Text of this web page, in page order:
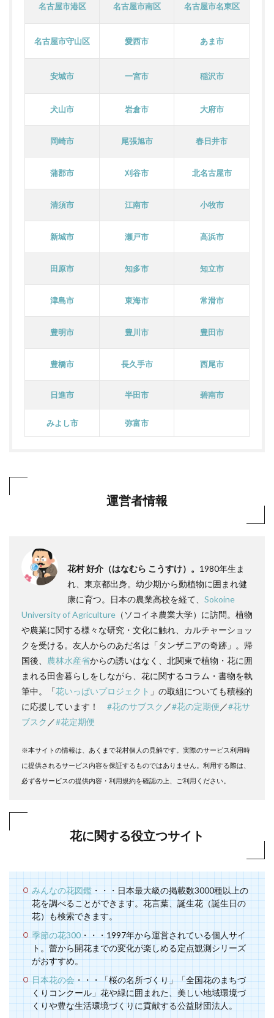
名古屋市港区 名古屋市南区 名古屋市名東区
名古屋市守山区 愛西市 あま市
安城市 一宮市 稲沢市
犬山市 岩倉市 大府市
岡崎市 尾張旭市 春日井市
蒲郡市 刈谷市 北名古屋市
清須市 江南市 小牧市
新城市 瀬戸市 高浜市
田原市 知多市 知立市
津島市 東海市 常滑市
豊明市 豊川市 豊田市
豊橋市 長久手市 西尾市
日進市 半田市 碧南市
みよし市 弥富市
運営者情報
花村 好介（はなむら こうすけ）。 1980年生ま
れ、東京都出身。幼少期から動植物に囲まれ健
康に育つ。日本の農業高校を経て、 Sokoine
University of Agriculture （ソコイネ農業大学）に訪問。植物
や農業に関する様々な研究・文化に触れ、カルチャーショッ
クを受ける。友人からのあだ名は「タンザニアの奇跡」。帰
国後、 農林水産省からの誘いはなく、北関東で植物・花に囲
まれる田舎暮らしをしながら、花に関するコラム・書物を執
筆中。「花いっぱいプロジェクト 」の取組についても積極的
に応援しています！ #花のサブスク ／#花の定期便 ／#花サ
ブスク ／#花定期便
※本サイトの情報は、あくまで花村個人の見解です。実際のサービス利用時
に提供されるサービス内容を保証するものではありません。利用する際は、
必ず各サービスの提供内容・利用規約を確認の上、ご利用ください。
花に関する役立つサイト
みんなの花図鑑 ・・・日本最大級の掲載数3000種以上の
花を調べることができます。花言葉、誕生花（誕生日の
花）も検索できます。
季節の花300・・・1997年から運営されている個人サイ
ト。蕾から開花までの変化が楽しめる定点観測シリーズ
がおすすめ。
日本花の会・・・「桜の名所づくり」「全国花のまちづ
くりコンクール」花や緑に囲まれた、美しい地域環境づ
くりや豊な生活環境づくりに貢献する公益財団法人。